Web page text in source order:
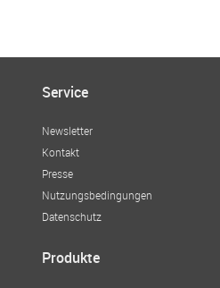
Service
Newsletter
Kontakt
Presse
Nutzungsbedingungen
Datenschutz
Produkte